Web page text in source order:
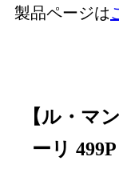
製品ページは
【ル・マ
ーリ